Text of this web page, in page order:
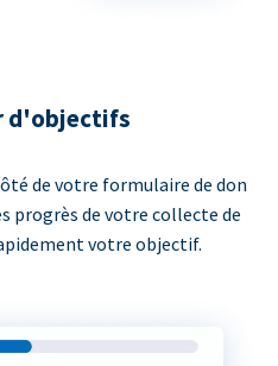
d'objectifs
de votre formulaire de don
progrès de votre collecte de
votre objectif.